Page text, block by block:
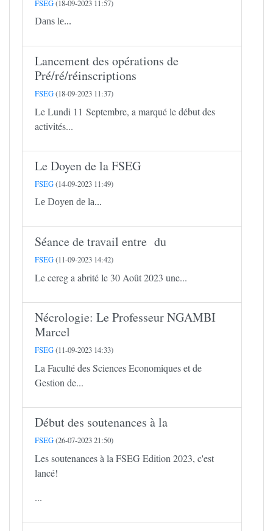
FSEG(18-09-2023 11:57)
Dans le...
Lancement des opérations de
Pré/ré/réinscriptions
FSEG(18-09-2023 11:37)
Le Lundi 11 Septembre, a marqué le début des
activités...
Le Doyen de la FSEG
FSEG(14-09-2023 11:49)
Le Doyen de la...
Séance de travail entre du
FSEG(11-09-2023 14:42)
Le cereg a abrité le 30 Août 2023 une...
Nécrologie: Le Professeur NGAMBI
Marcel
FSEG(11-09-2023 14:33)
La Faculté des Sciences Economiques et de
Gestion de...
Début des soutenances à la
FSEG(26-07-2023 21:50)
Les soutenances à la FSEG Edition 2023, c'est
lancé!
...